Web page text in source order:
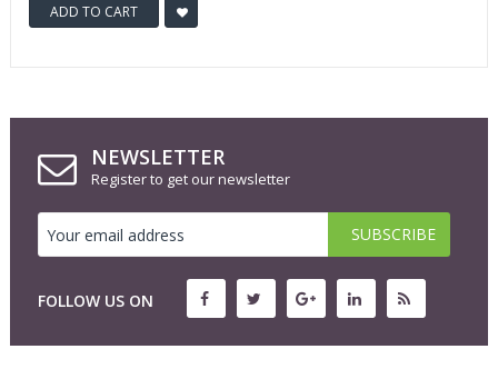
ADD TO CART
NEWSLETTER
Register to get our newsletter
FOLLOW US ON